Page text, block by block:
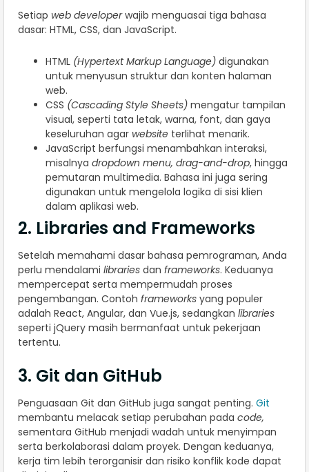
Setiap web developerwajib menguasai tiga bahasa
dasar: HTML, CSS, dan JavaScript.
HTML (Hypertext Markup Language) digunakan
untuk menyusun struktur dan konten halaman
web.
CSS (Cascading Style Sheets) mengatur tampilan
visual, seperti tata letak, warna, font, dan gaya
keseluruhan agar website terlihat menarik.
JavaScript berfungsi menambahkan interaksi,
misalnya dropdown menu, drag-and-drop, hingga
pemutaran multimedia. Bahasa ini juga sering
digunakan untuk mengelola logika di sisi klien
dalam aplikasi web.
2. Libraries and Frameworks
Setelah memahami dasar bahasa pemrograman, Anda
perlu mendalami libraries dan frameworks. Keduanya
mempercepat serta mempermudah proses
pengembangan. Contoh frameworks yang populer
adalah React, Angular, dan Vue.js, sedangkan libraries
seperti jQuery masih bermanfaat untuk pekerjaan
tertentu.
3. Git dan GitHub
Penguasaan Git dan GitHub juga sangat penting. Git
membantu melacak setiap perubahan pada code,
sementara GitHub menjadi wadah untuk menyimpan
serta berkolaborasi dalam proyek. Dengan keduanya,
kerja tim lebih terorganisir dan risiko konflik kode dapat